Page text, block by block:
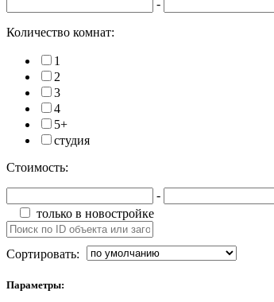
-
Количество комнат:
1
2
3
4
5+
студия
Стоимость:
-
только в новостройке
Сортировать:
Параметры: